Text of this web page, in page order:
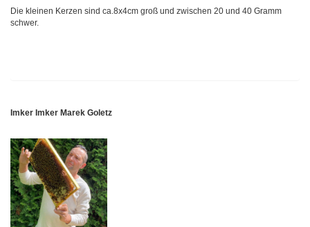
Die kleinen Kerzen sind ca.8x4cm groß und zwischen 20 und 40 Gramm
schwer.
Imker Imker Marek Goletz